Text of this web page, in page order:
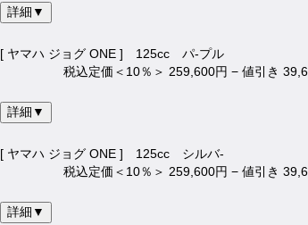
詳細▼
[ ヤマハ ジョグ ONE ] 125cc パ-プル
税込定価＜10％＞ 259,600円 − 値引き
詳細▼
[ ヤマハ ジョグ ONE ] 125cc シルバ-
税込定価＜10％＞ 259,600円 − 値引き
詳細▼